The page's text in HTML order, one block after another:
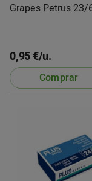
Grapes Petrus 23/
0,95 €/u.
Comprar